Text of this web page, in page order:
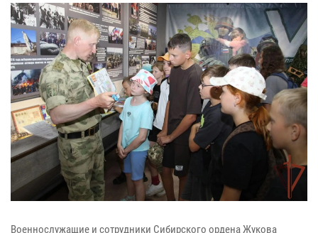
Военнослужащие и сотрудники Сибирского ордена Жукова